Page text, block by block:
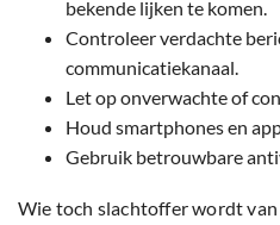
bekende lijken te komen.
Controleer verdachte
communicatiekanaal.
Let op onverwachte of
Houd smartphones en
Gebruik betrouwbare
Wie toch slachtoffer wordt